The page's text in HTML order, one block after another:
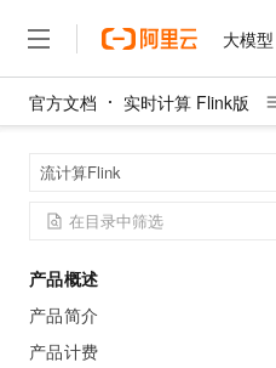
大模型
官方文档 实时计算 Flink版
流计算Flink
产品概述
产品简介
产品计费
大模型
产品
精选产品
人工智能与机器学习
解决方案
精选解决方案
AI
权益
定价
云市场
伙伴
服务
了解阿里云